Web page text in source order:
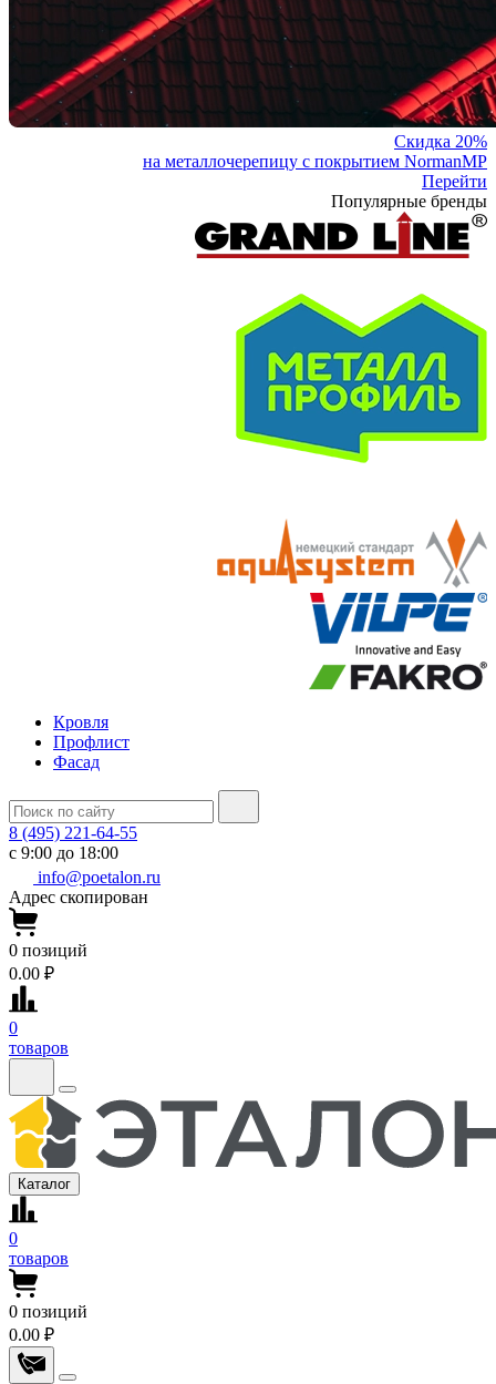
Скидка 20%
на металлочерепицу с покрытием NormanMP
Перейти
Популярные бренды
Кровля
Профлист
Фасад
8 (495) 221-64-55
с 9:00 до 18:00
info@poetalon.ru
Адрес скопирован
0 позиций
0.00 ₽
0
товаров
Каталог
0
товаров
0 позиций
0.00 ₽